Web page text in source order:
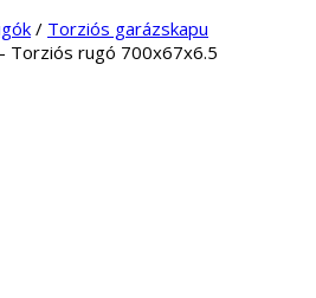
/ Torziós garázskapu
Torziós rugó 700x67x6.5